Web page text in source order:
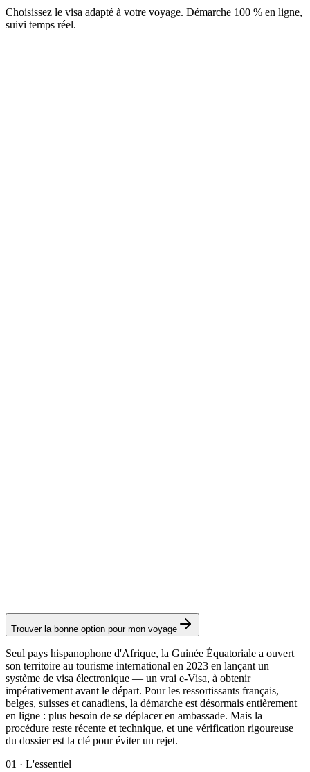
Choisissez le visa adapté à votre voyage. Démarche 100 % en ligne,
suivi temps réel.
Trouver la bonne option pour mon voyage
Seul pays hispanophone d'Afrique, la Guinée Équatoriale a ouvert
son territoire au tourisme international en 2023 en lançant un
système de visa électronique — un vrai e-Visa, à obtenir
impérativement avant le départ. Pour les ressortissants français,
belges, suisses et canadiens, la démarche est désormais entièrement
en ligne : plus besoin de se déplacer en ambassade. Mais la
procédure reste récente et technique, et une vérification rigoureuse
du dossier est la clé pour éviter un rejet.
01 · L'essentiel